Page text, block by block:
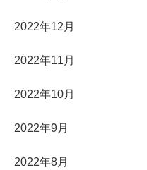
2022年12月
2022年11月
2022年10月
2022年9月
2022年8月